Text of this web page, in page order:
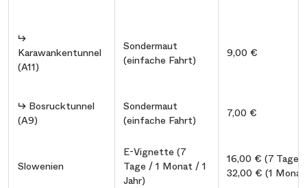
↳
Karawankentunnel
(A11)
Sondermaut
(einfache Fahrt)
9,00 €
↳ Bosrucktunnel
(A9)
Sondermaut
(einfache Fahrt)
7,00 €
Slowenien
E-Vignette (7
Tage / 1 Monat / 1
Jahr)
16,00 € (7 Tage)
32,00 € (1